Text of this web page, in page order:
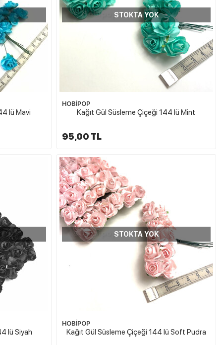
lü Mavi
STOKTA YOK
HOBİPOP
Kağıt Gül Süsleme Çiçeği 144 lü Mint
95,00 TL
lü Siyah
STOKTA YOK
HOBİPOP
Kağıt Gül Süsleme Çiçeği 144 lü Soft Pudra